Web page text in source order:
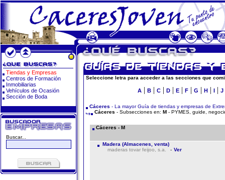
Tiendas y Empresas
Centros de Formación
Inmobiliarias
Vehículos de Ocasión
Sección de Boda
Buscar...
Seleccione letra para acceder a las secciones que
A| B| C| D| E| F| G | H| I| J
Cáceres - La mayor Guía de tiendas y empresas de
Cáceres - Subsecciones en: M - PYMES, guide,
Cáceres - M
Madera (Almacenes, venta)
maderas tovar feijoo, s.a.
- Ver